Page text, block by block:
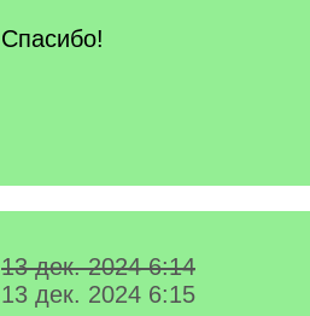
Спасибо!
13 дек. 2024 6:14
13 дек. 2024 6:15